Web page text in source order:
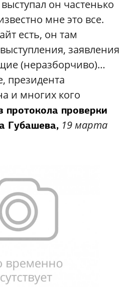
он частенько
мне это все.
есть, он там
заявления
(неразборчиво)…
президента
и многих кого
протокола проверки
Губашева, 19 марта